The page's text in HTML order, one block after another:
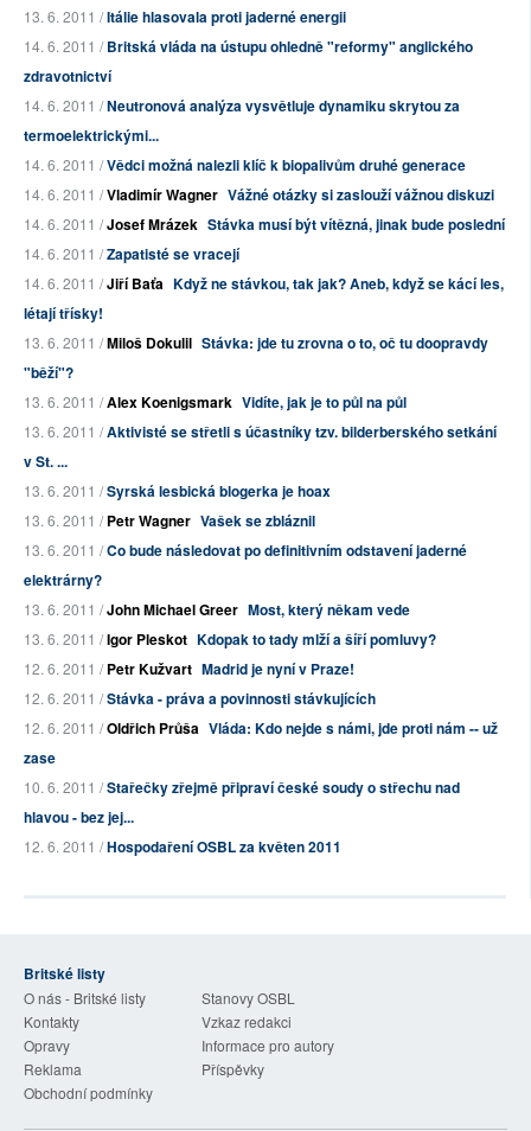
13. 6. 2011 /Itálie hlasovala proti jaderné energii
14. 6. 2011 /Britská vláda na ústupu ohledně "reformy" anglického
zdravotnictví
14. 6. 2011 /Neutronová analýza vysvětluje dynamiku skrytou za
termoelektrickými...
14. 6. 2011 /Vědci možná nalezli klíč k biopalivům druhé generace
14. 6. 2011 /Vladimír Wagner Vážné otázky si zaslouží vážnou diskuzi
14. 6. 2011 /Josef Mrázek Stávka musí být vítězná, jinak bude poslední
14. 6. 2011 /Zapatisté se vracejí
14. 6. 2011 /Jiří Baťa Když ne stávkou, tak jak? Aneb, když se kácí les,
létají třísky!
13. 6. 2011 /Miloš Dokulil Stávka: jde tu zrovna o to, oč tu doopravdy
"běží"?
13. 6. 2011 /Alex Koenigsmark Vidíte, jak je to půl na půl
13. 6. 2011 /Aktivisté se střetli s účastníky tzv. bilderberského setkání
v St. ...
13. 6. 2011 /Syrská lesbická blogerka je hoax
13. 6. 2011 /Petr Wagner Vašek se zbláznil
13. 6. 2011 /Co bude následovat po definitivním odstavení jaderné
elektrárny?
13. 6. 2011 /John Michael Greer Most, který někam vede
13. 6. 2011 /Igor Pleskot Kdopak to tady mlží a šíří pomluvy?
12. 6. 2011 /Petr Kužvart Madrid je nyní v Praze!
12. 6. 2011 /Stávka - práva a povinnosti stávkujících
12. 6. 2011 /Oldřich Průša Vláda: Kdo nejde s námi, jde proti nám -- už
zase
10. 6. 2011 /Stařečky zřejmě připraví české soudy o střechu nad
hlavou - bez jej...
12. 6. 2011 /Hospodaření OSBL za květen 2011
Britské listy
O nás - Britské listy
Stanovy OSBL
Kontakty
Vzkaz redakci
Opravy
Informace pro autory
Reklama
Příspěvky
Obchodní podmínky